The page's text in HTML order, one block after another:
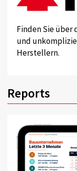
Finden Sie über
und
Herstellern.
Reports